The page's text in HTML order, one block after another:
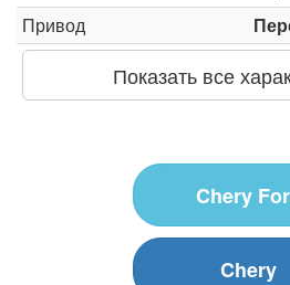
Привод
Показать все
Chery
Chery